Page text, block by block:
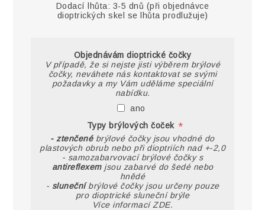
Dodací lhůta: 3-5 dnů (při objednávce
dioptrických skel se lhůta prodlužuje)
Objednávám dioptrické čočky
V případě, že si nejste jisti výběrem brýlové
čočky, neváhete nás kontaktovat se svými
požadavky a my Vám uděláme speciální
nabídku.
ano
Typy brýlových čoček *
- ztenčené brýlové čočky jsou vhodné do
plastových obrub nebo při dioptriích nad +-2,0
- samozabarvovací brýlové čočky s
antireflexemjsou zabarvé do šedé nebo
hnědé
- slunečníbrýlové čočky jsou určeny pouze
pro dioptrické sluneční brýle
Více informací ZDE.